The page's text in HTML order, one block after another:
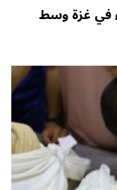
في غزة وسط